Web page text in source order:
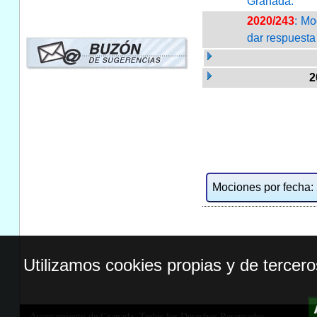
2020/243:
dar
Mociones por
Utilizamos cookies propias y de